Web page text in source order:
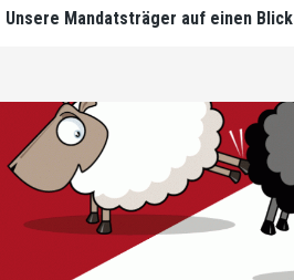
Unsere Mandatsträger auf einen Blick